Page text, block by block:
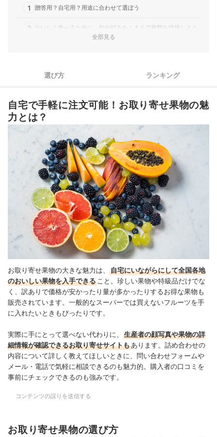
1 贈答用？自宅用？用途に合わせて選ぼう
2 おいしく食べるために、旬や好みをふまえて種類を吟味しよう
お取り寄せ果物全14商品おすすめ人気ランキング
厳選フルーツのお取り寄せもチェックしよう
お取り寄せ果物の売れ筋ランキングもチェック！
全部見る
選び方 ランキング
自宅で手軽に注文可能！お取り寄せ果物の魅
力とは？
お取り寄せ果物の大きな魅力は、
自宅にいながらにして全国各地
のおいしい果物を入手できる こと。珍しい果物や特級品だけでな
く、訳ありで価格が安かったり量が多かったりするお得な果物も
販売されています。一般的なスーパーでは買えないフルーツを手
に入れたいときもぴったりです。
実際に手にとって選べない代わりに、
生産者の顔写真や果物の詳
細情報が確認できるお取り寄せサイトもあります。 詰め合わせの
内容について詳しく教えてほしいときに、問い合わせフォームや
メール・電話で気軽に相談できるのも魅力的。購入者の口コミを
事前にチェックできるのも強みです。
コンテンツの誤りを送信する
お取り寄せ果物の選び方